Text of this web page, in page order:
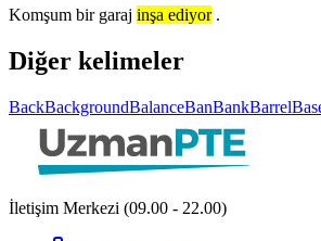
Komşum bir garaj inşa ediyor .
Diğer kelimeler
BackBackgroundBalanceBanBankBarrel
İletişim Merkezi (09.00 - 22.00)